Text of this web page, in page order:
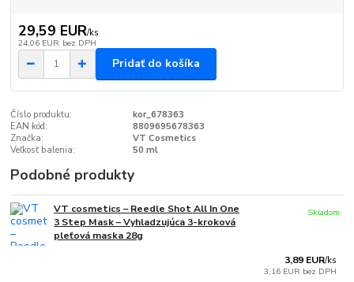
29,59 EUR/ks
24,06 EUR bez DPH
Pridať do košíka
Číslo produktu:
kor_678363
EAN kód:
8809695678363
Značka:
VT Cosmetics
Veľkosť balenia:
50 ml
Podobné produkty
VT cosmetics – Reedle Shot All In One
3 Step Mask – Vyhladzujúca 3-kroková
pleťová maska 28g
3,89 EUR/ks
3,16 EUR bez DPH
Skladom